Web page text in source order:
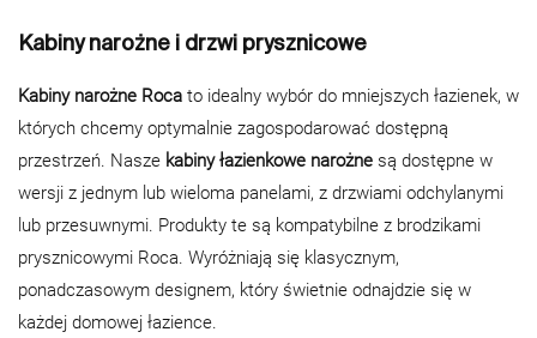
Kabiny narożne i drzwi prysznicowe
Kabiny narożne Roca to idealny wybór do mniejszych łazienek, w
których chcemy optymalnie zagospodarować dostępną
przestrzeń. Nasze kabiny łazienkowe narożne są dostępne w
wersji z jednym lub wieloma panelami, z drzwiami odchylanymi
lub przesuwnymi. Produkty te są kompatybilne z brodzikami
prysznicowymi Roca. Wyróżniają się klasycznym,
ponadczasowym designem, który świetnie odnajdzie się w
każdej domowej łazience.